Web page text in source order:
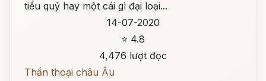
tiểu quỷ hay một cái gì đại loại...
14-07-2020
⭐ 4.8
4,476 lượt đọc
Thần thoại châu Âu